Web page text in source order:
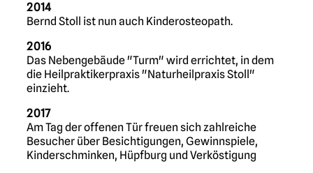
2014
Bernd Stoll ist nun auch Kinderosteopath.
2016
Das Nebengebäude "Turm" wird errichtet, in dem
die Heilpraktikerpraxis "Naturheilpraxis Stoll"
einzieht.
2017
Am Tag der offenen Tür freuen sich zahlreiche
Besucher über Besichtigungen, Gewinnspiele,
Kinderschminken, Hüpfburg und Verköstigung